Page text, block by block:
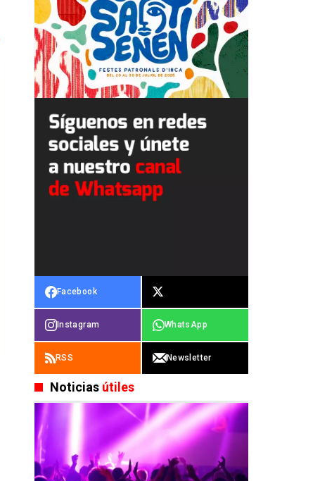
Facebook
Instagram WhatsApp
RSS Newsletter
Noticias útiles